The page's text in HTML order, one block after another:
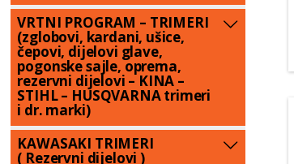
VRTNI PROGRAM – TRIMERI
(zglobovi, kardani, ušice,
čepovi, dijelovi glave,
pogonske sajle, oprema,
rezervni dijelovi – KINA –
STIHL – HUSQVARNA trimeri
i dr. marki)
KAWASAKI TRIMERI
( Rezervni dijelovi )